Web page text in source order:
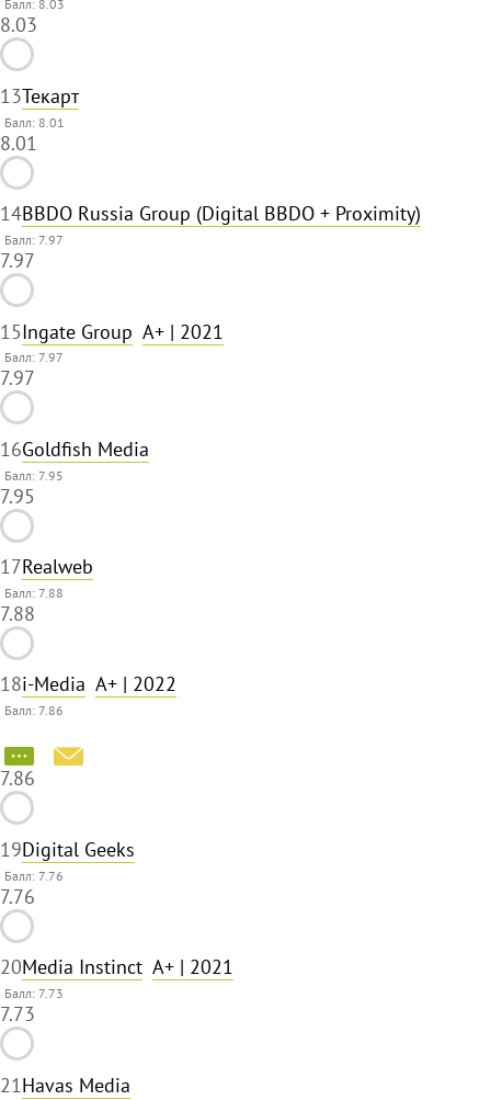
Балл: 8.03
8.03
13Текарт
Балл: 8.01
8.01
14BBDO Russia Group (Digital BBDO + Proximity)
Балл: 7.97
7.97
15Ingate Group A+ | 2021
Балл: 7.97
7.97
16Goldfish Media
Балл: 7.95
7.95
17Realweb
Балл: 7.88
7.88
18i-Media A+ | 2022
Балл: 7.86
7.86
19Digital Geeks
Балл: 7.76
7.76
20Media Instinct A+ | 2021
Балл: 7.73
7.73
21Havas Media